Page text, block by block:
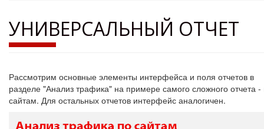
УНИВЕРСАЛЬНЫЙ ОТЧЕТ
Рассмотрим основные элементы интерфейса и поля отчетов в
разделе "Анализ трафика" на примере самого сложного отчета -
сайтам. Для остальных отчетов интерфейс аналогичен.